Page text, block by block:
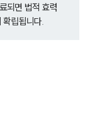
되면 법적 효력
립됩니다.